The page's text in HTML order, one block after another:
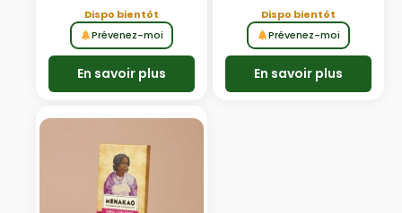
Dispo bientôt
Prévenez-moi
En savoir plus
Dispo bientôt
Prévenez-moi
En savoir plus